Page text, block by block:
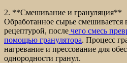
2. **Смешивание и грануляция**
Обработанное сырье смешивается
рецептурой, после чего смесь
помощью гранулятора. Процесс
нагревание и прессование для
однородности гранул.